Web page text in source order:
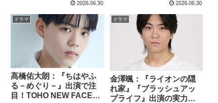
る若手俳優を紹介！
2026.06.30 2026.06.30
ドラマ
髙橋佑大朗：『ちはやふ
る－めぐり－』出演で注
目！TOHO NEW FACE出
ドラマ
金澤颯：『ライオンの隠
れ家』『ブラッシュアッ
プライフ』出演の実力派